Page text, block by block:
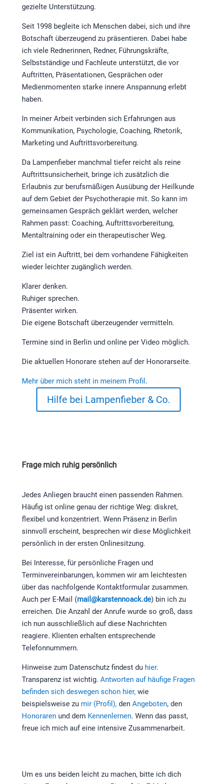
gezielte Unterstützung.
Seit 1998 begleite ich Menschen dabei, sich und ihre
Botschaft überzeugend zu präsentieren. Dabei habe
ich viele Rednerinnen, Redner, Führungskräfte,
Selbstständige und Fachleute unterstützt, die vor
Auftritten, Präsentationen, Gesprächen oder
Medienmomenten starke innere Anspannung erlebt
haben.
In meiner Arbeit verbinden sich Erfahrungen aus
Kommunikation, Psychologie, Coaching, Rhetorik,
Marketing und Auftrittsvorbereitung.
Da Lampenfieber manchmal tiefer reicht als reine
Auftrittsunsicherheit, bringe ich zusätzlich die
Erlaubnis zur berufsmäßigen Ausübung der Heilkunde
auf dem Gebiet der Psychotherapie mit. So kann im
gemeinsamen Gespräch geklärt werden, welcher
Rahmen passt: Coaching, Auftrittsvorbereitung,
Mentaltraining oder ein therapeutischer Weg.
Ziel ist ein Auftritt, bei dem vorhandene Fähigkeiten
wieder leichter zugänglich werden.
Klarer denken.
Ruhiger sprechen.
Präsenter wirken.
Die eigene Botschaft überzeugender vermitteln.
Termine sind in Berlin und online per Video möglich.
Die aktuellen Honorare stehen auf der Honorarseite.
Mehr über mich steht in meinem Profil .
Hilfe bei Lampenfieber & Co.
Frage mich ruhig persönlich
Jedes Anliegen braucht einen passenden Rahmen.
Häufig ist online genau der richtige Weg: diskret,
flexibel und konzentriert. Wenn Präsenz in Berlin
sinnvoll erscheint, besprechen wir diese Möglichkeit
persönlich in der ersten Onlinesitzung.
Bei Interesse, für persönliche Fragen und
Terminvereinbarungen, kommen wir am leichtesten
über das nachfolgende Kontaktformular zusammen.
Auch per E-Mail (mail@karstennoack.de) bin ich zu
erreichen. Die Anzahl der Anrufe wurde so groß, dass
ich nun ausschließlich auf diese Nachrichten
reagiere. Klienten erhalten entsprechende
Telefonnummern.
Hinweise zum Datenschutz findest du hier.
Transparenz ist wichtig. Antworten auf häufige Fragen
befinden sich deswegen schon hier,wie
beispielsweise zu mir (Profil),den Angeboten, den
Honorarenund dem Kennenlernen. Wenn das passt,
freue ich mich auf eine intensive Zusammenarbeit.
Um es uns beiden leicht zu machen, bitte ich dich